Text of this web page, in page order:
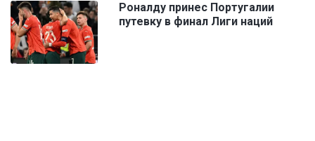
Роналду принес Португалии
путевку в финал Лиги наций